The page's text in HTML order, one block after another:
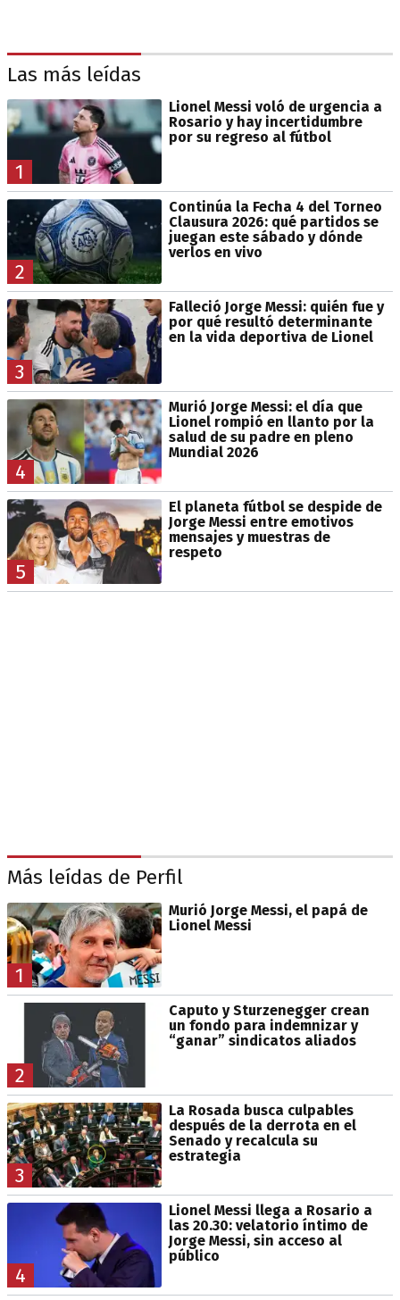
Las más leídas
1
Lionel Messi voló de urgencia a
Rosario y hay incertidumbre
por su regreso al fútbol
2
Continúa la Fecha 4 del Torneo
Clausura 2026: qué partidos se
juegan este sábado y dónde
verlos en vivo
3
Falleció Jorge Messi: quién fue y
por qué resultó determinante
en la vida deportiva de Lionel
4
Murió Jorge Messi: el día que
Lionel rompió en llanto por la
salud de su padre en pleno
Mundial 2026
5
El planeta fútbol se despide de
Jorge Messi entre emotivos
mensajes y muestras de
respeto
Más leídas de Perfil
1
Murió Jorge Messi, el papá de
Lionel Messi
2
Caputo y Sturzenegger crean
un fondo para indemnizar y
“ganar” sindicatos aliados
3
La Rosada busca culpables
después de la derrota en el
Senado y recalcula su
estrategia
4
Lionel Messi llega a Rosario a
las 20.30: velatorio íntimo de
Jorge Messi, sin acceso al
público